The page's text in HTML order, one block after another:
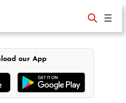
our App